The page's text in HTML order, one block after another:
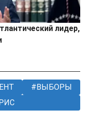
лидер,
ВЫБОРЫ